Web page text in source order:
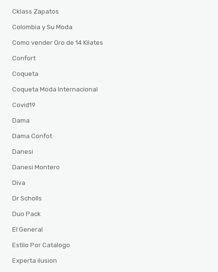
Cklass Zapatos
Colombia y Su Moda
Como vender Oro de 14 Kilates
Confort
Coqueta
Coqueta Moda Internacional
Covid19
Dama
Dama Confot
Danesi
Danesi Montero
Diva
Dr Scholls
Duo Pack
El General
Estilo Por Catalogo
Experta ilusion